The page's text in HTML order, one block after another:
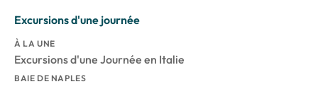
Excursions d'une journée
À LA UNE
Excursions d'une Journée en Italie
BAIE DE NAPLES